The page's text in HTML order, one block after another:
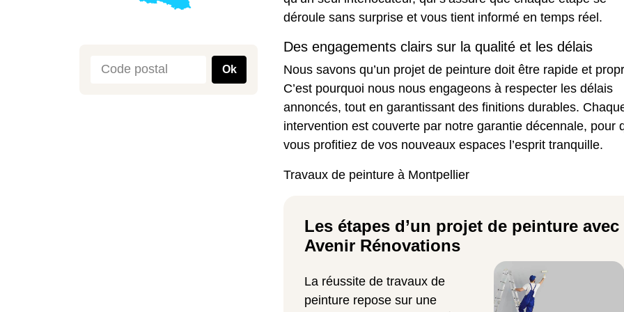
Ok
déroule sans surprise et vous tient informé en temps réel.
Des engagements clairs sur la qualité et les délais
Nous savons qu’un projet de peinture doit être rapide et
C’est pourquoi nous nous engageons à respecter les délais
annoncés, tout en garantissant des finitions durables.
intervention est couverte par notre garantie décennale, pour
vous profitiez de vos nouveaux espaces l’esprit tranquille.
Travaux de peinture à Montpellier
Les étapes d’un projet de peinture avec
Avenir Rénovations
La réussite de travaux de
peinture repose sur une